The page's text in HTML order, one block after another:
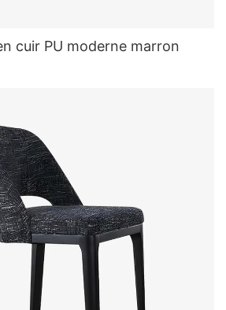
cuir PU moderne marron